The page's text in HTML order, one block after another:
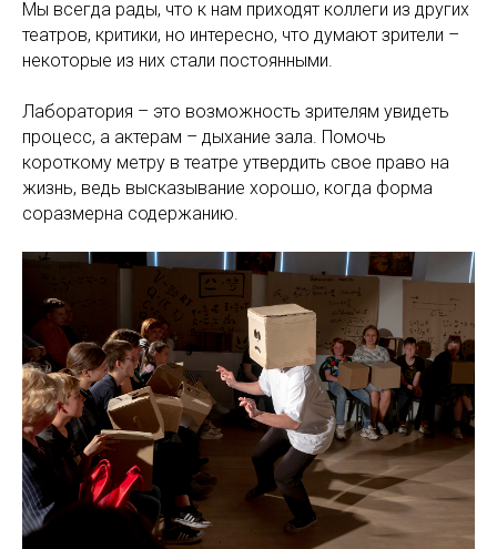
Мы всегда рады, что к нам приходят коллеги из других
театров, критики, но интересно, что думают зрители –
некоторые из них стали постоянными.
Лаборатория – это возможность зрителям увидеть
процесс, а актерам – дыхание зала. Помочь
короткому метру в театре утвердить свое право на
жизнь, ведь высказывание хорошо, когда форма
соразмерна содержанию.